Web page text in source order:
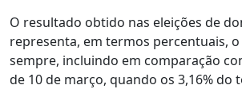
O resultado obtido nas eleições de
representa, em termos percentuais,
sempre, incluindo em comparação
de 10 de março, quando os 3,16% do